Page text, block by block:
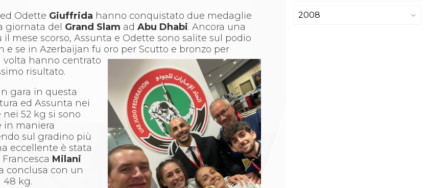
ed Odette Giuffrida hanno conquistato due medaglie
giornata del Grand Slam adAbu Dhabi. Ancora una
il mese scorso, Assunta e Odette sono salite sul podio
e se in Azerbaijan fu oro per Scutto e bronzo per
volta hanno centrato
risultato.
gara in questa
ed Assunta nei
52 kg si sono
in maniera
sul gradino più
eccellente è stata
Milani
conclusa con un
48 kg.
2008